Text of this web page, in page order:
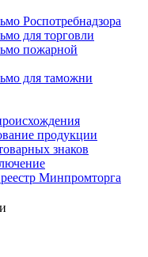
Роспотребнадзора
для торговли
пожарной
для таможни
продукции
знаков
Минпромторга